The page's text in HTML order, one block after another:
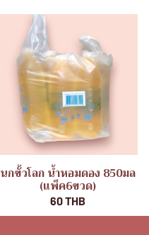
นกขั้วโลก น้ำหอมดอง 850มล
(แพ็ค6ขวด)
60 THB